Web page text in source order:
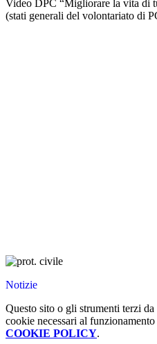
Video DPC “Migliorare la vita di
(stati generali del volontariato di
Notizie
Questo sito o gli strumenti terzi
cookie necessari al
COOKIE POLICY.